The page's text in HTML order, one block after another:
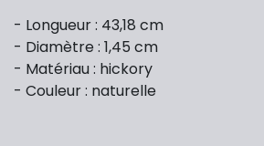
- Longueur : 43,18 cm
- Diamètre : 1,45 cm
- Matériau : hickory
- Couleur : naturelle